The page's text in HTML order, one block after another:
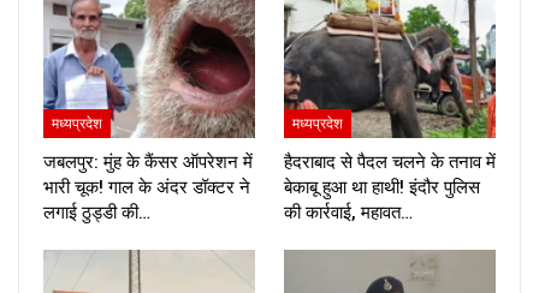
मध्यप्रदेश
जबलपुर: मुंह के कैंसर ऑपरेशन में
भारी चूक! गाल के अंदर डॉक्टर ने
लगाई ठुड्डी की…
मध्यप्रदेश
हैदराबाद से पैदल चलने के तनाव में
बेकाबू हुआ था हाथी! इंदौर पुलिस
की कार्रवाई, महावत…